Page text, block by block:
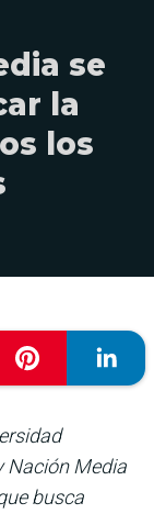
se
la
los
Nación Media
busca